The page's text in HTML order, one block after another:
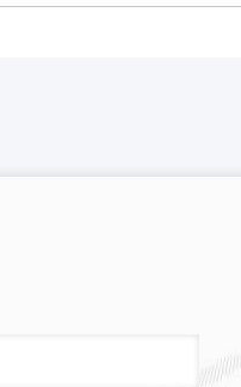
और एंजाइम उद्योगों में किया जाता
प्रतीक बन गया है।पीछा करना हमेशा
और उसे पूरा किया।इसमें चार भाग